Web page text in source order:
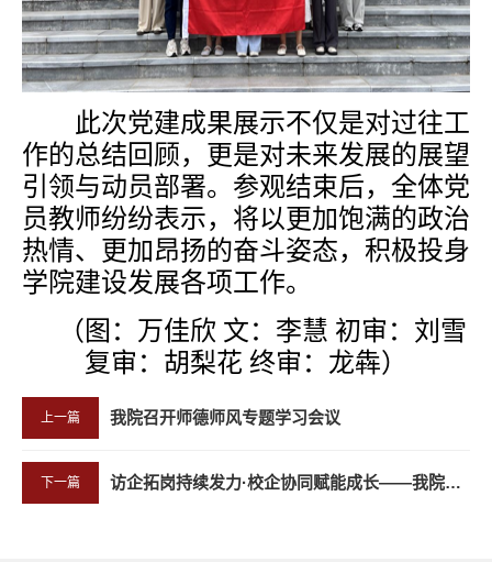
此次党建成果展示不仅是对过往工
作的总结回顾，更是对未来发展的展望
引领与动员部署。参观结束后，全体党
员教师纷纷表示，将以更加饱满的政治
热情、更加昂扬的奋斗姿态，积极投身
学院建设发展各项工作。
（图： 万佳欣 文：李慧 初审：刘雪
复审：胡梨花 终审：龙犇）
上一篇 我院召开师德师风专题学习会议
下一篇 访企拓岗持续发力·校企协同赋能成长——我院领导带队再赴聚创教育集团开展走访交流